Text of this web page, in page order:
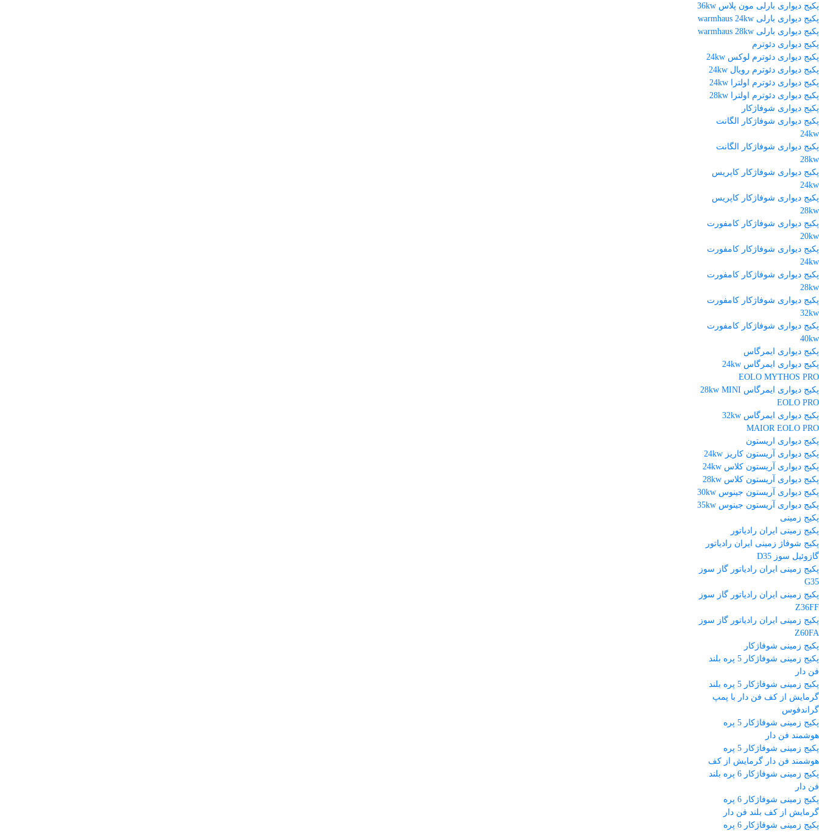
پکیج دیواری بارلی مون پلاس 36kw
پکیج دیواری بارلی warmhaus 24kw
پکیج دیواری بارلی warmhaus 28kw
پکیج دیواری دئوترم
پکیج دیواری دئوترم لوکس 24kw
پکیج دیواری دئوترم رویال 24kw
پکیج دیواری دئوترم اولترا 24kw
پکیج دیواری دئوترم اولترا 28kw
پکیج دیواری شوفاژکار
پکیج دیواری شوفاژکار الگانت
24kw
پکیج دیواری شوفاژکار الگانت
28kw
پکیج دیواری شوفاژکار کاپریس
24kw
پکیج دیواری شوفاژکار کاپریس
28kw
پکیج دیواری شوفاژکار کامفورت
20kw
پکیج دیواری شوفاژکار کامفورت
24kw
پکیج دیواری شوفاژکار کامفورت
28kw
پکیج دیواری شوفاژکار کامفورت
32kw
پکیج دیواری شوفاژکار کامفورت
40kw
پکیج دیواری ایمرگاس
پکیج دیواری ایمرگاس 24kw
EOLO MYTHOS PRO
پکیج دیواری ایمرگاس 28kw MINI
EOLO PRO
پکیج دیواری ایمرگاس 32kw
MAIOR EOLO PRO
پکیج دیواری اریستون
پکیج دیواری آریستون کاریز 24kw
پکیج دیواری آریستون کلاس 24kw
پکیج دیواری آریستون کلاس 28kw
پکیج دیواری آریستون جینوس 30kw
پکیج دیواری آریستون جینوس 35kw
پکیج زمینی
پکیج زمینی ایران رادیاتور
پکیج شوفاژ زمینی ایران رادیاتور
گازوئیل سوز D35
پکیج زمینی ایران رادیاتور گاز سوز
G35
پکیج زمینی ایران رادیاتور گاز سوز
Z36FF
پکیج زمینی ایران رادیاتور گاز سوز
Z60FA
پکیج زمینی شوفاژکار
پکیج زمینی شوفاژکار 5 پره بلند
فن دار
پکیج زمینی شوفاژکار 5 پره بلند
گرمایش از کف فن دار با پمپ
گراندفوس
پکیج زمینی شوفاژکار 5 پره
هوشمند فن دار
پکیج زمینی شوفاژکار 5 پره
هوشمند فن دار گرمایش از کف
پکیج زمینی شوفاژکار 6 پره بلند
فن دار
پکیج زمینی شوفاژکار 6 پره
گرمایش از کف بلند فن دار
پکیج زمینی شوفاژکار 6 پره